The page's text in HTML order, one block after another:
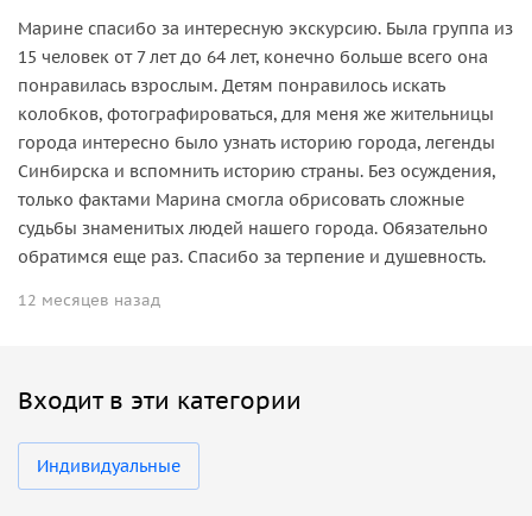
Марине спасибо за интересную экскурсию. Была группа из
15 человек от 7 лет до 64 лет, конечно больше всего она
понравилась взрослым. Детям понравилось искать
колобков, фотографироваться, для меня же жительницы
города интересно было узнать историю города, легенды
Синбирска и вспомнить историю страны. Без осуждения,
только фактами Марина смогла обрисовать сложные
судьбы знаменитых людей нашего города. Обязательно
обратимся еще раз. Спасибо за терпение и душевность.
12 месяцев назад
Входит в эти категории
Индивидуальные